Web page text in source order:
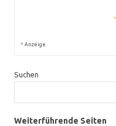
* Anzeige
Suchen
Weiterführende Seiten